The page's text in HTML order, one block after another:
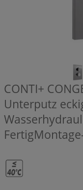
CONTI+
Unterputz